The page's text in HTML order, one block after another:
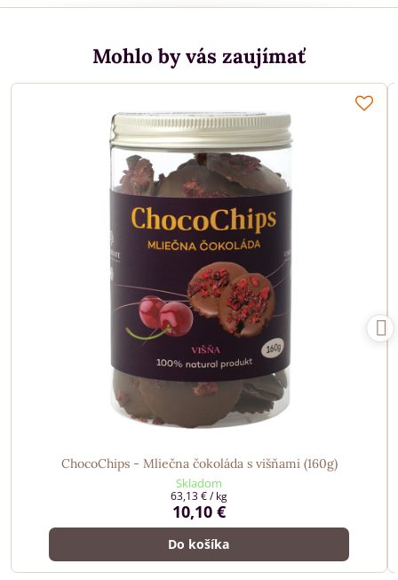
Mohlo by vás zaujímať
ChocoChips - Mliečna čokoláda s višňami (160g)
Skladom
10,10 €
63,13 €/ kg
Do košíka